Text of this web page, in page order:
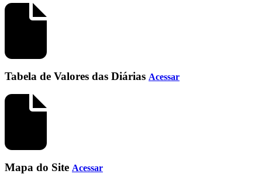
Tabela de Valores das Diárias Acessar
Mapa do Site Acessar